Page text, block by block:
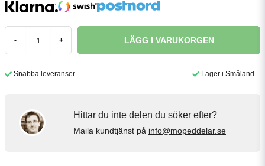
- + LÄGG I VARUKORGEN
Snabba leveranser Lager i Småland
Hittar du inte delen du söker efter?
Maila kundtjänst på info@mopeddelar.se